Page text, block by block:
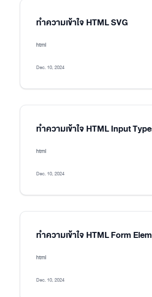
ทำความเข้าใจ HTML SVG
html
Dec. 10, 2024
ทำความเข้าใจ HTML Input
html
Dec. 10, 2024
ทำความเข้าใจ HTML Form
html
Dec. 10, 2024